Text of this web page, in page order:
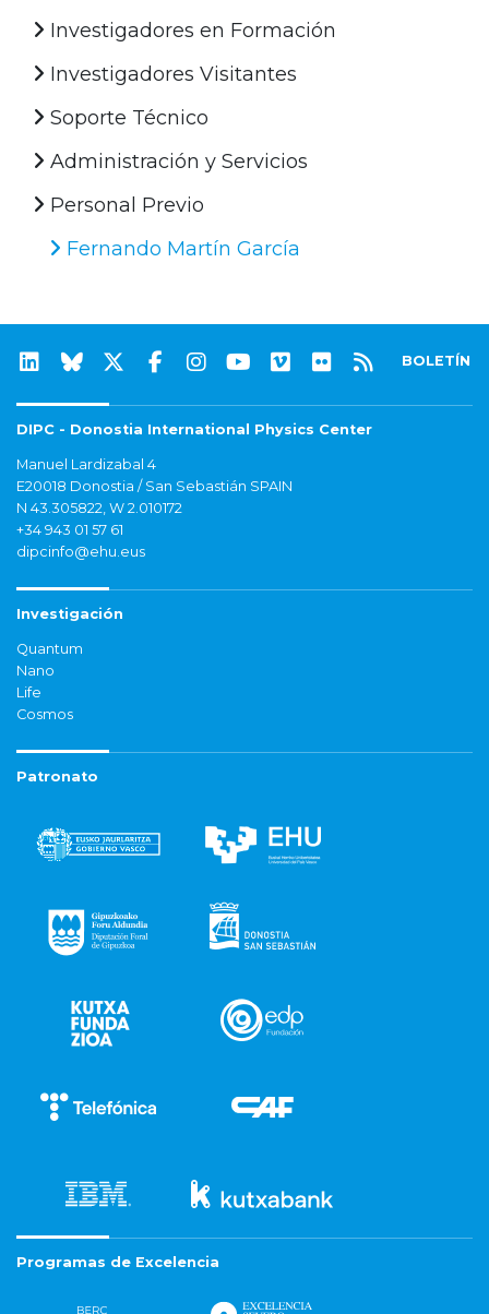
Investigadores en Formación
Investigadores Visitantes
Soporte Técnico
Administración y Servicios
Personal Previo
Fernando Martín García
BOLETÍN
DIPC - Donostia International Physics Center
Manuel Lardizabal 4
E20018 Donostia / San Sebastián SPAIN
N 43.305822, W 2.010172
+34 943 01 57 61
dipcinfo@ehu.eus
Investigación
Quantum
Nano
Life
Cosmos
Patronato
Programas de Excelencia